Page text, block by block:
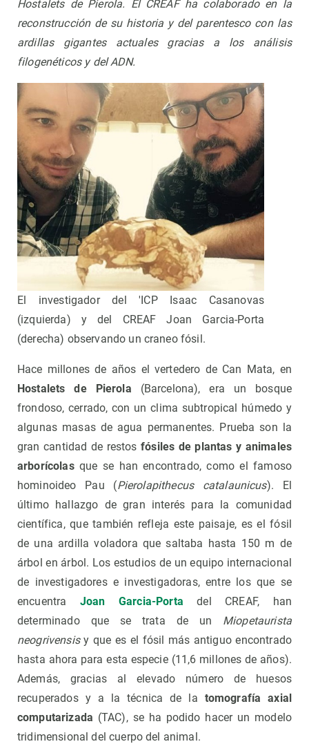
Hostalets de Pierola. El CREAF ha colaborado en la
reconstrucción de su historia y del parentesco con las
ardillas gigantes actuales gracias a los análisis
filogenéticos y del ADN.
El investigador del 'ICP Isaac Casanovas
(izquierda) y del CREAF Joan Garcia-Porta
(derecha) observando un craneo fósil.
Hace millones de años el vertedero de Can Mata, en
Hostalets de Pierola (Barcelona), era un bosque
frondoso, cerrado, con un clima subtropical húmedo y
algunas masas de agua permanentes. Prueba son la
gran cantidad de restosfósiles de plantas y animales
arborícolasque se han encontrado, como el famoso
hominoideo Pau (Pierolapithecus catalaunicus). El
último hallazgo de gran interés para la comunidad
científica, que también refleja este paisaje, es el fósil
de una ardilla voladora que saltaba hasta 150 m de
árbol en árbol. Los estudios de un equipo internacional
de investigadores e investigadoras, entre los que se
encuentra Joan Garcia-Porta del CREAF, han
determinado que se trata de un Miopetaurista
neogrivensisy que es el fósil más antiguo encontrado
hasta ahora para esta especie (11,6 millones de años).
Además, gracias al elevado número de huesos
recuperados y a la técnica de la tomografía axial
computarizada (TAC), se ha podido hacer un modelo
tridimensional del cuerpo del animal.